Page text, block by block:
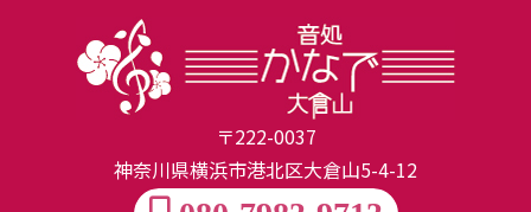
〒222-0037
神奈川県横浜市港北区大倉山5-4-12